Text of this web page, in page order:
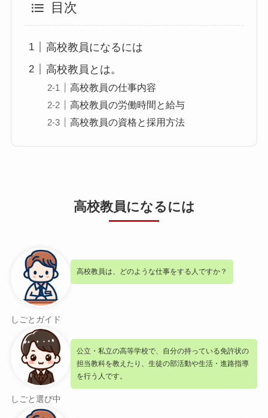
目次
高校教員になるには
高校教員とは。
高校教員の仕事内容
高校教員の労働時間と給与
高校教員の資格と採用方法
高校教員になるには
しごとガイド
高校教員は、どのような仕事をする人ですか？
しごと選び中
公立・私立の高等学校で、自分の持っている免許状の
担当教科を教えたり、生徒の部活動や生活・進路指導
を行う人です。